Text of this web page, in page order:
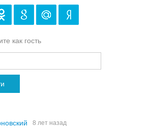
как гость
8 лет назад